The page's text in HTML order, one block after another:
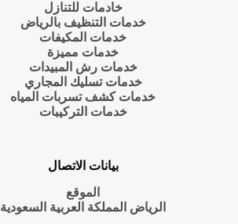
خادمات للتنازل
خدمات التنظيف بالرياض
خدمات المكيفات
خدمات مميزة
خدمات رش المبيدات
خدمات تسليك المجاري
خدمات كشف تسربات المياه
خدمات التركيبات
بيانات الاتصال
الموقع
الرياض المملكة العربية السعودية